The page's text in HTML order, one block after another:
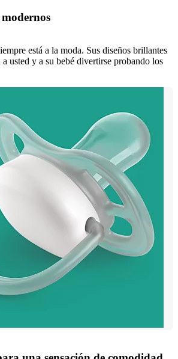
está a la moda. Sus diseños brillantes
usted y a su bebé divertirse probando los